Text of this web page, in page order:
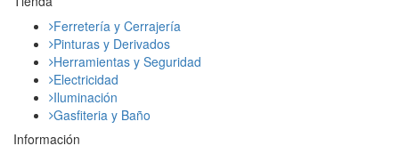
Ferretería y Cerrajería
Pinturas y Derivados
Herramientas y Seguridad
Electricidad
Iluminación
Gasfiteria y Baño
Información